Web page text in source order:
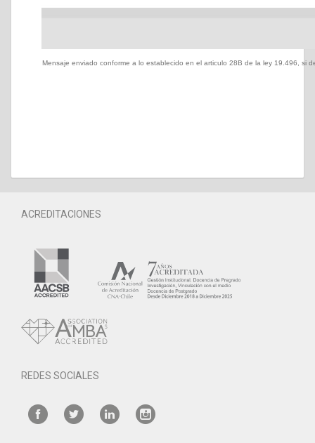
Mensaje enviado conforme a lo establecido en el articulo 28B de la ley 19.496, si
ACREDITACIONES
REDES SOCIALES